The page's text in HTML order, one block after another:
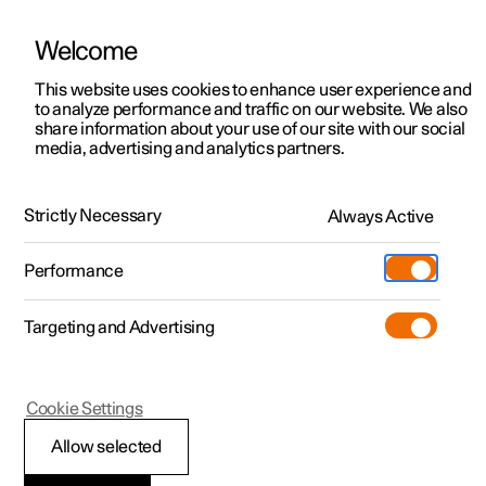
Polestar 2
Polestar 3
Polestar 4
Pre-owned
Shop
Meer
Testrit
Aanbiedingen voor
Testrit
Aanbiedingen voor
Polestar 4 coupé
Ontdek Polestar 4
Testrit
Bekijk onze stockwagens
Aanbiedingen voor
Ontdek Polestar 5
Over pre-owned
Pre-owned aanbiedingen
Aanbiedingen voor particulieren
Aanbiedingen voor
professionelen
Bekijk onze stockwagens
Configureer
Pre-owned
Testrit
Additionals
(Opent in een nieuw venster)
Experiences
Ontmoet ons
Servicepunten
Opladen
Support
HandleidingVideogalerijSoftware-updates
Cruisecontrol
Polestar 2
Cruisecontrol
Welcome
This website uses cookies to enhance user experience and
to analyze performance and traffic on our website. We also
share information about your use of our site with our social
media, advertising and analytics partners.
Strictly Necessary Always Active
Performance
Targeting and Advertising
Allow selected
Cookie Settings